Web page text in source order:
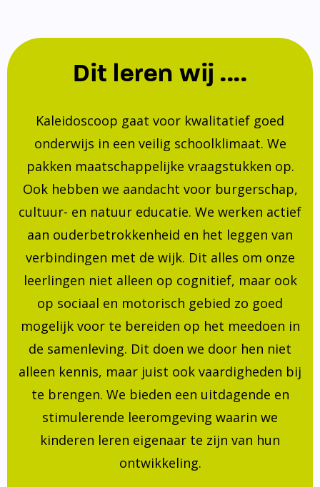
Dit leren wij ....
Kaleidoscoop gaat voor kwalitatief goed
onderwijs in een veilig schoolklimaat. We
pakken maatschappelijke vraagstukken op.
Ook hebben we aandacht voor burgerschap,
cultuur- en natuur educatie. We werken actief
aan ouderbetrokkenheid en het leggen van
verbindingen met de wijk. Dit alles om onze
leerlingen niet alleen op cognitief, maar ook
op sociaal en motorisch gebied zo goed
mogelijk voor te bereiden op het meedoen in
de samenleving. Dit doen we door hen niet
alleen kennis, maar juist ook vaardigheden bij
te brengen. We bieden een uitdagende en
stimulerende leeromgeving waarin we
kinderen leren eigenaar te zijn van hun
ontwikkeling.